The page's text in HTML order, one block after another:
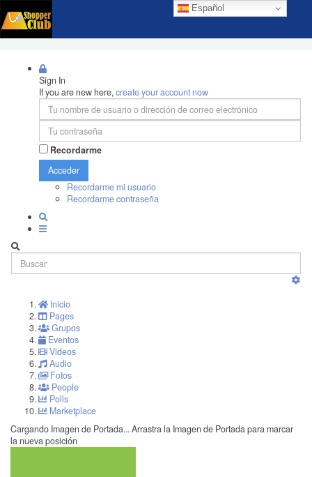
Español
Sign In
If you are new here,create your account now
Recordarme
Acceder
Recordarme mi usuario
Recordarme contraseña
Inicio
Pages
Grupos
Eventos
Videos
Audio
Fotos
People
Polls
Marketplace
Cargando Imagen de Portada... Arrastra la Imagen de Portada para marcar
la nueva posición